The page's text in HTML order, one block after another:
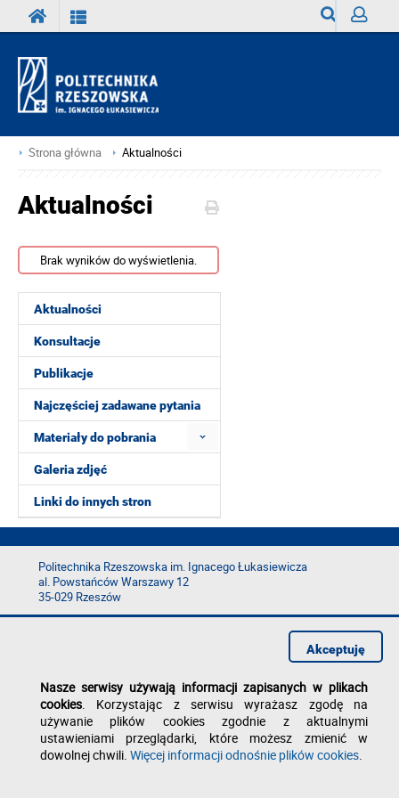
Strona główna Aktualności
Aktualności
Konsultacje
Publikacje
Najczęściej zadawane pytania
Materiały do pobrania
Galeria zdjęć
Linki do innych stron
Aktualności
Brak wyników do wyświetlenia.
Politechnika Rzeszowska im. Ignacego Łukasiewicza
al. Powstańców Warszawy 12
35-029 Rzeszów
Deklaracja dostępności
Polityka prywatności
Zgłoś błąd na stronie
Nasze serwisy używają informacji zapisanych w plikach
cookies. Korzystając z serwisu wyrażasz zgodę na
używanie plików cookies zgodnie z aktualnymi
ustawieniami przeglądarki, które możesz zmienić w
dowolnej chwili. Więcej informacji odnośnie plików cookies.
Akceptuję